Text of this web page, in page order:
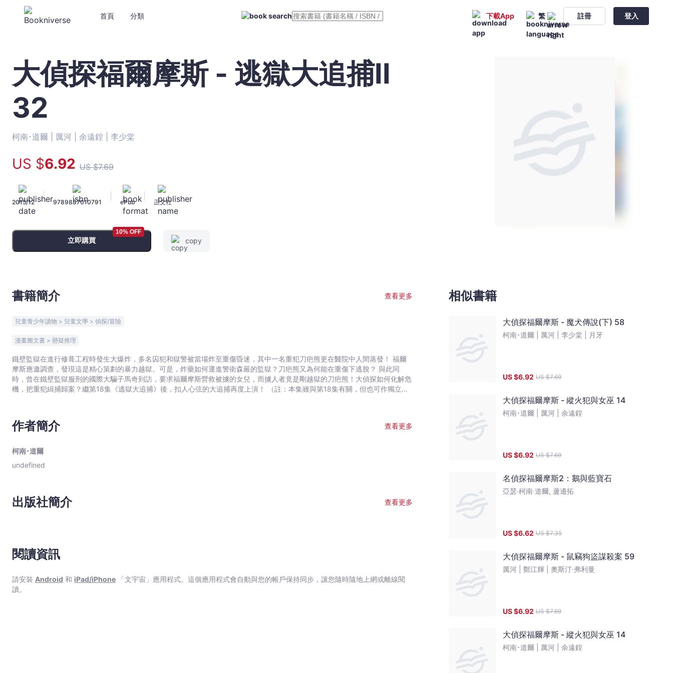
首頁 分類 下載App 繁 註冊 登入
探
福
爾
斯
逃
獄
大
追
捕
32
柯
爾
-
宇
宙
Bookniverse
大偵探福爾摩斯 - 逃獄大追捕II
32
柯南･道爾 | 厲河 | 余遠鍠 | 李少棠
US $6.92 US $7.69
2015/12
|
9789887010791 ePub 正文社
立即購買
10% OFF
copy
書籍簡介 查看更多
兒童青少年讀物 > 兒童文學 > 偵探/冒險
漫畫圖文書 > 懸疑推理
鐵壁監獄在進行修葺工程時發生大爆炸，多名囚犯和獄警被當場炸至重傷昏迷，其中一名重犯刀疤熊更在醫院中人間蒸發！ 福爾
摩斯應邀調查，發現這是精心策劃的暴力越獄。可是，炸藥如何運進警衛森嚴的監獄？刀疤熊又為何能在重傷下逃脫？ 與此同
時，曾在鐵壁監獄服刑的國際大騙子馬奇到訪，要求福爾摩斯營救被擄的女兒，而擄人者竟是剛越獄的刀疤熊！大偵探如何化解危
機，把重犯緝捕歸案？繼第18集《逃獄大追捕》後，扣人心弦的大追捕再度上演！ （註：本集雖與第18集有關，但也可作獨立閱
作者簡介 查看更多
柯南･道爾
undefined
出版社簡介 查看更多
閱讀資訊
請安裝 Android 和 iPad/iPhone 「文宇宙」應用程式。這個應用程式會自動與您的帳戶保持同步，讓您隨時隨地上網或離線閱
讀。
相似書籍
大偵探福爾摩斯 - 魔犬傳說(下) 58
月牙
US $6.92 US $7.69
大偵探福爾摩斯 - 縱火犯與女巫 14
余遠鍠
US $6.92 US $7.69
名偵探福爾摩斯2：鵝與藍寶石
亞瑟‧柯南‧道爾, 蘆邊拓
US $6.62 US $7.35
大偵探福爾摩斯 - 鼠竊狗盜謀殺案 59
奧斯汀‧弗利曼
US $6.92 US $7.69
大偵探福爾摩斯 - 縱火犯與女巫 14
余遠鍠